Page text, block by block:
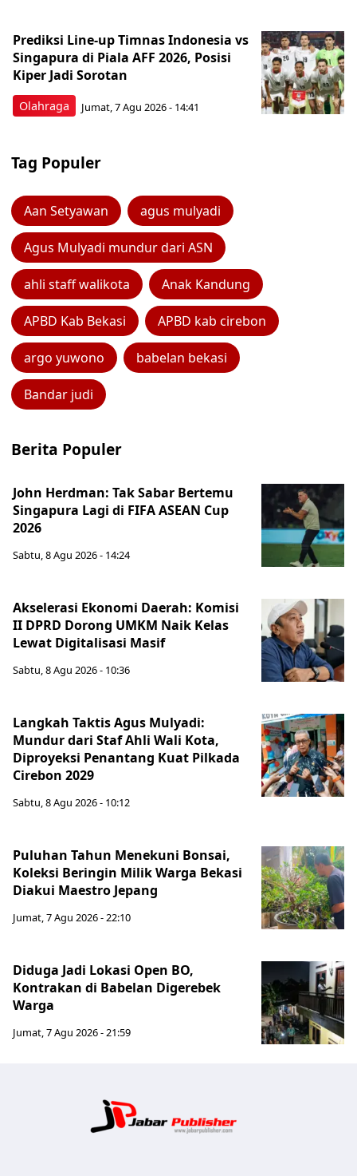
Olahraga
Prediksi Line-up Timnas Indonesia vs
Singapura di Piala AFF 2026, Posisi
Kiper Jadi Sorotan
Jumat, 7 Agu 2026 - 14:41
Tag Populer
Aan Setyawan agus mulyadi
Agus Mulyadi mundur dari ASN
ahli staff walikota Anak Kandung
APBD Kab Bekasi APBD kab cirebon
argo yuwono babelan bekasi
Bandar judi
Berita Populer
John Herdman: Tak Sabar Bertemu
Singapura Lagi di FIFA ASEAN Cup
2026
Sabtu, 8 Agu 2026 - 14:24
Akselerasi Ekonomi Daerah: Komisi
II DPRD Dorong UMKM Naik Kelas
Lewat Digitalisasi Masif
Sabtu, 8 Agu 2026 - 10:36
Langkah Taktis Agus Mulyadi:
Mundur dari Staf Ahli Wali Kota,
Diproyeksi Penantang Kuat Pilkada
Cirebon 2029
Sabtu, 8 Agu 2026 - 10:12
Puluhan Tahun Menekuni Bonsai,
Koleksi Beringin Milik Warga Bekasi
Diakui Maestro Jepang
Jumat, 7 Agu 2026 - 22:10
Diduga Jadi Lokasi Open BO,
Kontrakan di Babelan Digerebek
Warga
Jumat, 7 Agu 2026 - 21:59